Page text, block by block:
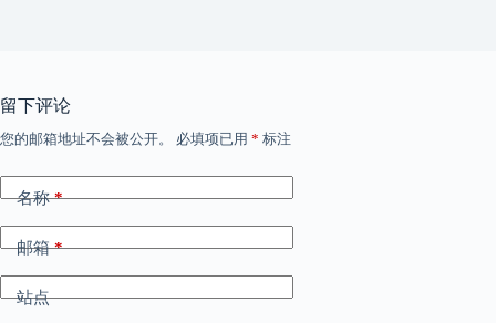
留下评论
您的邮箱地址不会被公开。 必填项已用 * 标注
名称*
邮箱*
站点